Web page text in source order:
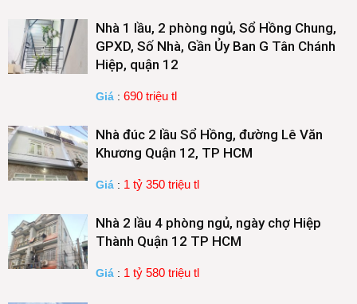
Nhà 1 lầu, 2 phòng ngủ, Sổ Hồng Chung,
GPXD, Số Nhà, Gần Ủy Ban G Tân Chánh
Hiệp, quận 12
Giá : 690 triệu tl
Nhà đúc 2 lầu Sổ Hồng, đường Lê Văn
Khương Quận 12, TP HCM
Giá : 1 tỷ 350 triệu tl
Nhà 2 lầu 4 phòng ngủ, ngày chợ Hiệp
Thành Quận 12 TP HCM
Giá : 1 tỷ 580 triệu tl